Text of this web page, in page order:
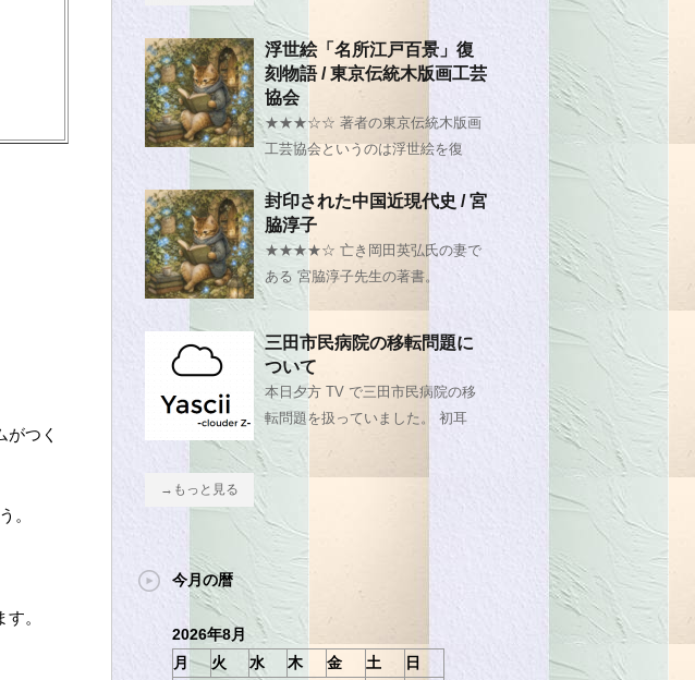
つく
。
。
浮世絵「名所江戸百景」復
刻物語 / 東京伝統木版画工芸
協会
★★★☆☆ 著者の東京伝統木版画
工芸協会というのは浮世絵を復
封印された中国近現代史 / 宮
脇淳子
★★★★☆ 亡き岡田英弘氏の妻で
ある 宮脇淳子先生の著書。
三田市民病院の移転問題に
ついて
本日夕方 TV で三田市民病院の移
転問題を扱っていました。 初耳
→もっと見る
今月の暦
2026年8月
月
火 水 木 金 土
日